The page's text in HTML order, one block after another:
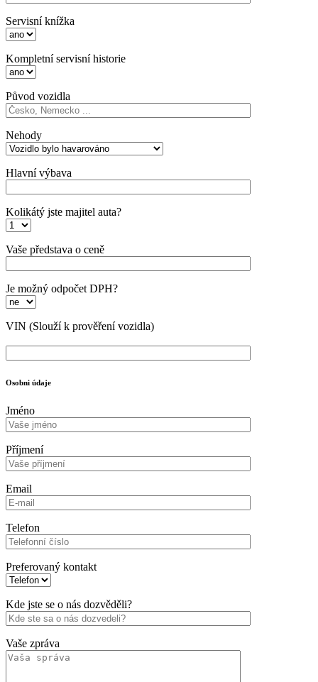
Servisní knížka
Kompletní servisní historie
Původ vozidla
Nehody
Hlavní výbava
Kolikátý jste majitel auta?
Vaše představa o ceně
Je možný odpočet DPH?
VIN (Slouží k prověření vozidla)
Osobni údaje
Jméno
Příjmení
Email
Telefon
Preferovaný kontakt
Kde jste se o nás dozvěděli?
Vaše zpráva